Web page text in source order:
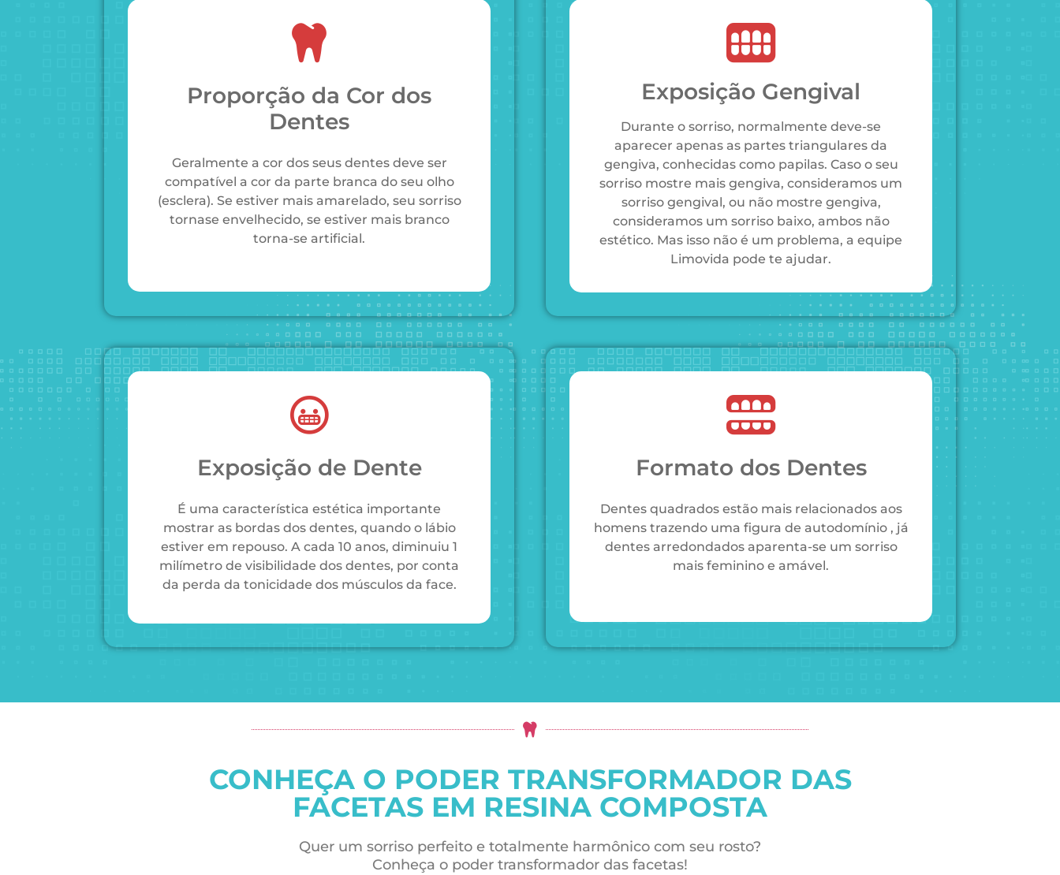
Proporção da Cor dos
Dentes
Geralmente a cor dos seus dentes deve ser
compatível a cor da parte branca do seu olho
(esclera). Se estiver mais amarelado, seu sorriso
tornase envelhecido, se estiver mais branco
torna-se artificial.
Exposição Gengival
Durante o sorriso, normalmente deve-se
aparecer apenas as partes triangulares da
gengiva, conhecidas como papilas. Caso o seu
sorriso mostre mais gengiva, consideramos um
sorriso gengival, ou não mostre gengiva,
consideramos um sorriso baixo, ambos não
estético. Mas isso não é um problema, a equipe
Limovida pode te ajudar.
Exposição de Dente
É uma característica estética importante
mostrar as bordas dos dentes, quando o lábio
estiver em repouso. A cada 10 anos, diminuiu 1
milímetro de visibilidade dos dentes, por conta
da perda da tonicidade dos músculos da face.
Formato dos Dentes
Dentes quadrados estão mais relacionados aos
homens trazendo uma figura de autodomínio , já
dentes arredondados aparenta-se um sorriso
mais feminino e amável.
CONHEÇA O PODER TRANSFORMADOR DAS
FACETAS EM RESINA COMPOSTA
Quer um sorriso perfeito e totalmente harmônico com seu rosto?
Conheça o poder transformador das facetas!